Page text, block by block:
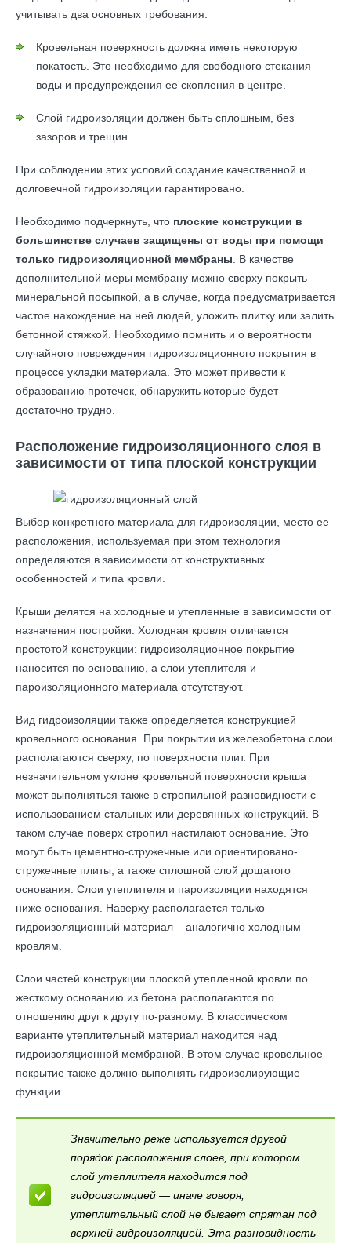
учитывать два основных требования:
Кровельная поверхность должна иметь некоторую
покатость. Это необходимо для свободного стекания
воды и предупреждения ее скопления в центре.
Слой гидроизоляции должен быть сплошным, без
зазоров и трещин.
При соблюдении этих условий создание качественной и
долговечной гидроизоляции гарантировано.
Необходимо подчеркнуть, что плоские конструкции в
большинстве случаев защищены от воды при помощи
только гидроизоляционной мембраны . В качестве
дополнительной меры мембрану можно сверху покрыть
минеральной посыпкой, а в случае, когда предусматривается
частое нахождение на ней людей, уложить плитку или залить
бетонной стяжкой. Необходимо помнить и о вероятности
случайного повреждения гидроизоляционного покрытия в
процессе укладки материала. Это может привести к
образованию протечек, обнаружить которые будет
достаточно трудно.
Расположение гидроизоляционного слоя в
зависимости от типа плоской конструкции
Выбор конкретного материала для гидроизоляции, место ее
расположения, используемая при этом технология
определяются в зависимости от конструктивных
особенностей и типа кровли.
Крыши делятся на холодные и утепленные в зависимости от
назначения постройки. Холодная кровля отличается
простотой конструкции: гидроизоляционное покрытие
наносится по основанию, а слои утеплителя и
пароизоляционного материала отсутствуют.
Вид гидроизоляции также определяется конструкцией
кровельного основания. При покрытии из железобетона слои
располагаются сверху, по поверхности плит. При
незначительном уклоне кровельной поверхности крыша
может выполняться также в стропильной разновидности с
использованием стальных или деревянных конструкций. В
таком случае поверх стропил настилают основание. Это
могут быть цементно-стружечные или ориентировано-
стружечные плиты, а также сплошной слой дощатого
основания. Слои утеплителя и пароизоляции находятся
ниже основания. Наверху располагается только
гидроизоляционный материал – аналогично холодным
кровлям.
Слои частей конструкции плоской утепленной кровли по
жесткому основанию из бетона располагаются по
отношению друг к другу по-разному. В классическом
варианте утеплительный материал находится над
гидроизоляционной мембраной. В этом случае кровельное
покрытие также должно выполнять гидроизолирующие
функции.
Значительно реже используется другой
порядок расположения слоев, при котором
слой утеплителя находится под
гидроизоляцией — иначе говоря,
утеплительный слой не бывает спрятан под
верхней гидроизоляцией. Эта разновидность